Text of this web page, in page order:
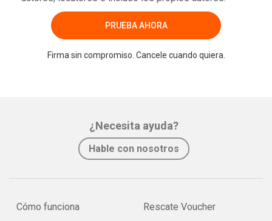
PRUEBA AHORA
Firma sin compromiso. Cancele cuando quiera.
¿Necesita ayuda?
Hable con nosotros
Cómo funciona
Rescate Voucher